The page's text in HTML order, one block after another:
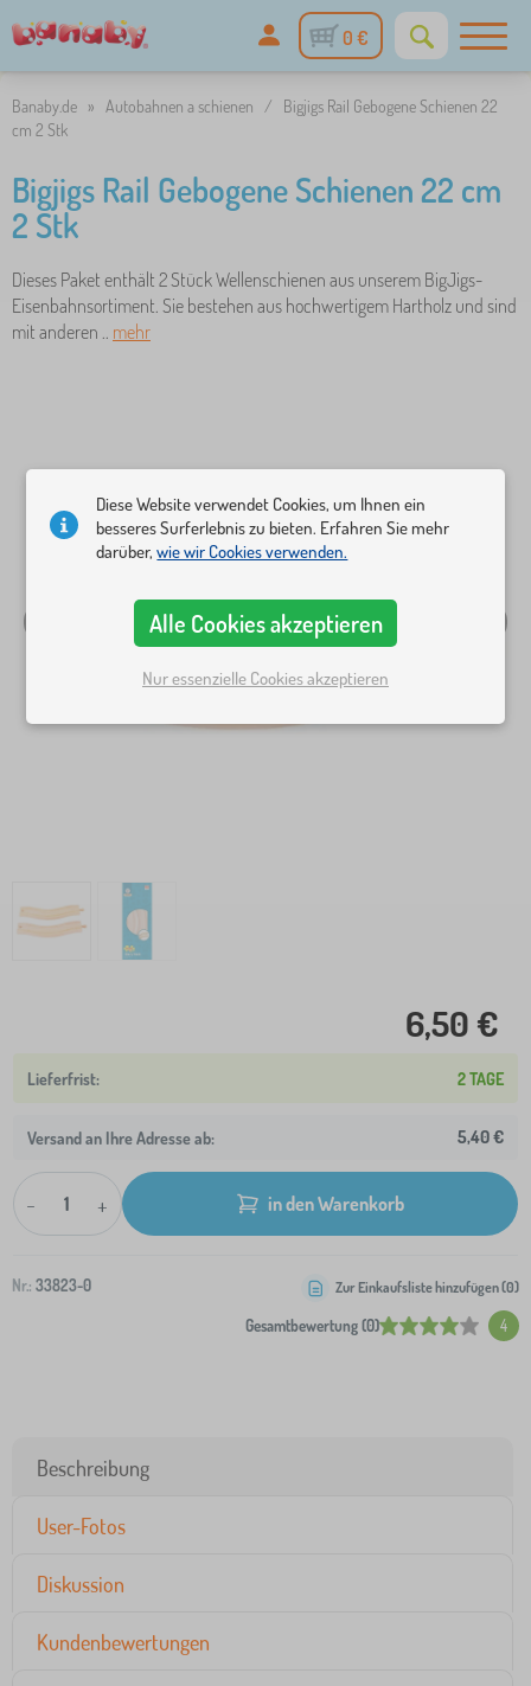
0 €
Banaby.de » Autobahnen a schienen /
Bigjigs Rail Gebogene Schienen 22
cm 2 Stk
Bigjigs Rail Gebogene Schienen 22 cm
2 Stk
Dieses Paket enthält 2 Stück Wellenschienen aus unserem BigJigs-
Eisenbahnsortiment. Sie bestehen aus hochwertigem Hartholz und sind
mit anderen .. mehr
6,50 €
2 TAGE
Versand an Ihre Adresse ab: 5,40 €
- + in den Warenkorb
Nr.: 33823-0
Gesamtbewertung (0) 4
Zur Einkaufsliste hinzufügen (0)
Beschreibung
User-Fotos
Diskussion
Kundenbewertungen
Diese Website verwendet Cookies, um Ihnen ein
besseres Surferlebnis zu bieten. Erfahren Sie mehr
darüber,wie wir Cookies verwenden.
Alle Cookies akzeptieren
Nur essenzielle Cookies akzeptieren